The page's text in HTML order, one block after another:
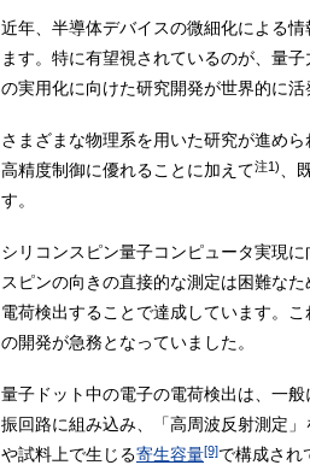
近年、半導体デバイスの微細化による
ます。特に有望視されているのが、量
の実用化に向けた研究開発が世界的に
さまざまな物理系を用いた研究が進め
高精度制御に優れることに加えて注1)
、
す。
シリコンスピン量子コンピュータ実現
スピンの向きの直接的な測定は困難な
電荷検出することで達成しています。
の開発が急務となっていました。
量子ドット中の電子の電荷検出は、一
振回路に組み込み、「高周波反射測定
や試料上で生じる寄生容量[9]で構成され